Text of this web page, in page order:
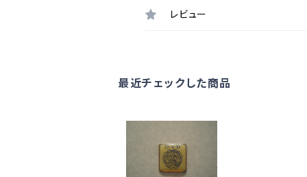
レビュー
最近チェックした商品